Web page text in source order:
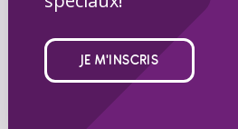
JE M'INSCRIS